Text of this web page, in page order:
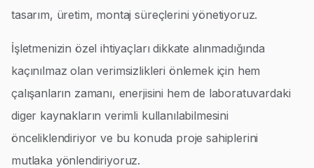
tasarım, üretim, montaj süreçlerini yönetiyoruz.
İşletmenizin özel ihtiyaçları dikkate alınmadığında
kaçınılmaz olan verimsizlikleri önlemek için hem
çalışanların zamanı, enerjisini hem de laboratuvardaki
diger kaynakların verimli kullanılabilmesini
önceliklendiriyor ve bu konuda proje sahiplerini
mutlaka yönlendiriyoruz.